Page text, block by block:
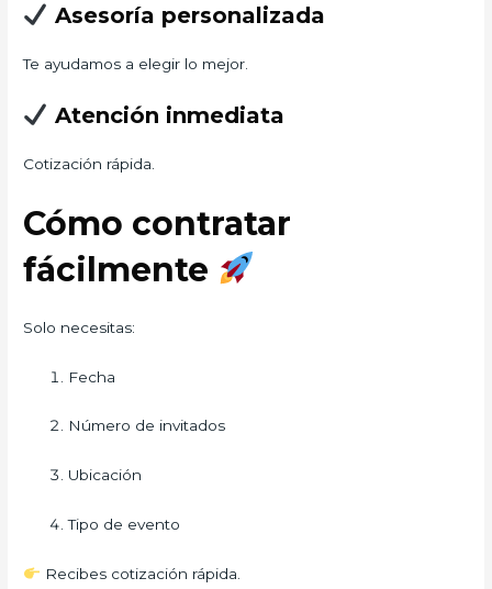
Asesoría personalizada
Te ayudamos a elegir lo mejor.
Atención inmediata
Cotización rápida.
Cómo contratar
fácilmente
Solo necesitas:
Fecha
Número de invitados
Ubicación
Tipo de evento
Recibes cotización rápida.